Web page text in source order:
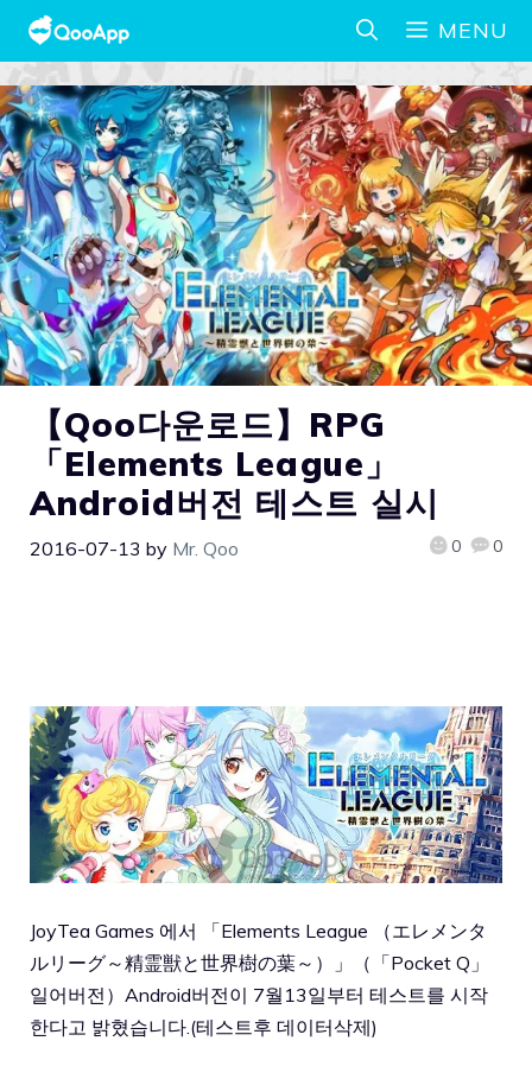
MENU
【Qoo다운로드】RPG
「Elements League」
Android버전 테스트 실시
2016-07-13 by Mr. Qoo 0 0
JoyTea Games 에서 「Elements League （エレメンタ
ルリーグ～精霊獣と世界樹の葉～）」（「Pocket Q」
일어버전）Android버전이 7월13일부터 테스트를 시작
한다고 밝혔습니다.(테스트후 데이터삭제)